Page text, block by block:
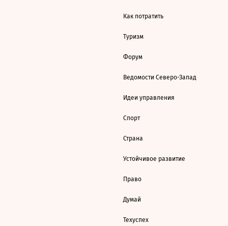
Как потратить
Туризм
Форум
Ведомости Северо-Запад
Идеи управления
Спорт
Страна
Устойчивое развитие
Право
Думай
Техуспех